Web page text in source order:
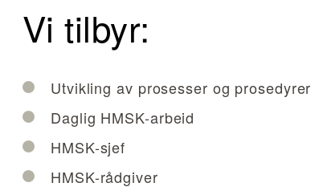
Vi tilbyr:
Utvikling av prosesser og prosedyrer
Daglig HMSK-arbeid
HMSK-sjef
HMSK-rådgiver